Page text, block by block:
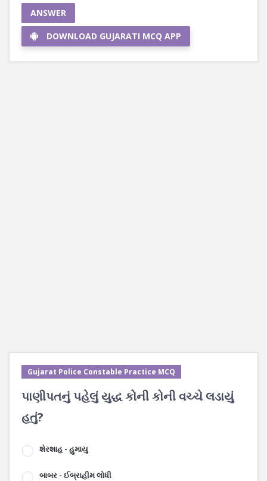
ANSWER
DOWNLOAD GUJARATI MCQ APP
Gujarat Police Constable Practice MCQ
પાણીપતનું પહેલું યુદ્ધ કોની કોની વચ્ચે લડાયું
હતું?
શેરશાહ - હુમાયુ
બાબર - ઈબ્રાહીમ લોધી